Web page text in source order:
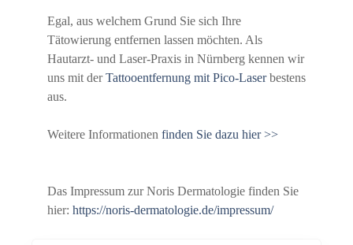
Egal, aus welchem Grund Sie sich Ihre
Tätowierung entfernen lassen möchten. Als
Hautarzt- und Laser-Praxis in Nürnberg kennen wir
uns mit derTattooentfernung mit Pico-Laserbestens
aus.
Weitere Informationen finden Sie dazu hier >>
Das Impressum zur Noris Dermatologie finden Sie
hier: https://noris-dermatologie.de/impressum/